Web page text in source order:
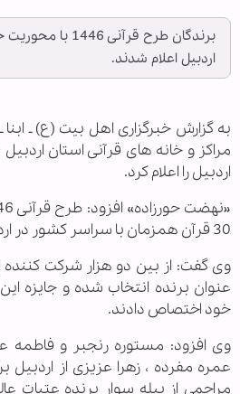
اردبیل اعلام شدند.
به گزارش خبرگزاری اهل بیت (ع) ـ
اردبیل را اعلام کرد.
30 قرآن همزمان با سراسر کشور در اردبیل نیز برگزار شد.
عنوان برنده انتخاب شده و جایزه
خود اختصاص دادند.
وی افزود: مستوره رنجبر و فاطمه
عمره مفرده ، زهرا عزیزی از اردبیل
مراحمی از بیله سوار برنده عتبات